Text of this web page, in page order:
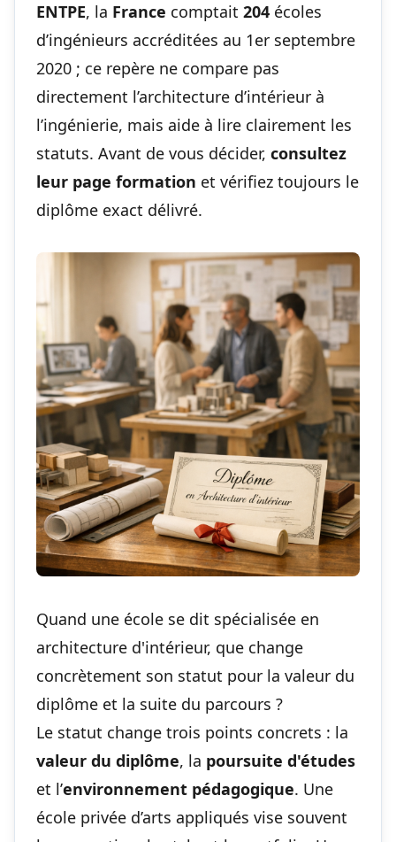
ENTPE, la France comptait 204 écoles
d’ingénieurs accréditées au 1er septembre
2020 ; ce repère ne compare pas
directement l’architecture d’intérieur à
l’ingénierie, mais aide à lire clairement les
statuts. Avant de vous décider, consultez
leur page formation et vérifiez toujours le
diplôme exact délivré.
Quand une école se dit spécialisée en
architecture d'intérieur, que change
concrètement son statut pour la valeur du
diplôme et la suite du parcours ?
Le statut change trois points concrets : la
valeur du diplôme, la poursuite d'études
et l’environnement pédagogique. Une
école privée d’arts appliqués vise souvent